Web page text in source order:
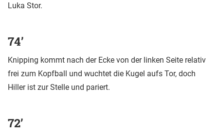
Luka Stor.
74’
Knipping kommt nach der Ecke von der linken Seite relativ
frei zum Kopfball und wuchtet die Kugel aufs Tor, doch
Hiller ist zur Stelle und pariert.
72’